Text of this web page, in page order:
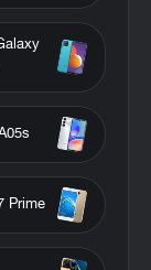
Prime